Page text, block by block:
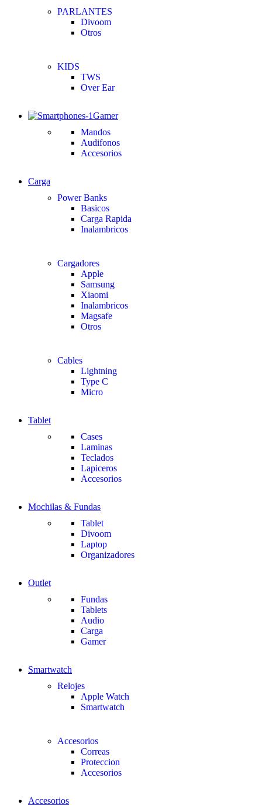
PARLANTES
Divoom
Otros
KIDS
TWS
Over Ear
Gamer
Mandos
Audifonos
Accesorios
Carga
Power Banks
Basicos
Carga Rapida
Inalambricos
Cargadores
Apple
Samsung
Xiaomi
Inalambricos
Magsafe
Otros
Cables
Lightning
Type C
Micro
Tablet
Cases
Laminas
Teclados
Lapiceros
Accesorios
Mochilas & Fundas
Tablet
Divoom
Laptop
Organizadores
Outlet
Fundas
Tablets
Audio
Carga
Gamer
Smartwatch
Relojes
Apple Watch
Smartwatch
Accesorios
Correas
Proteccion
Accesorios
Accesorios